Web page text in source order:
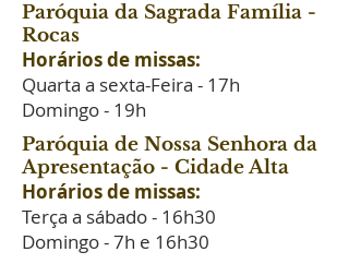
Paróquia da Sagrada Família -
Rocas
Horários de missas:
Quarta a sexta-Feira - 17h
Domingo - 19h
Paróquia de Nossa Senhora da
Apresentação - Cidade Alta
Horários de missas:
Terça a sábado - 16h30
Domingo - 7h e 16h30